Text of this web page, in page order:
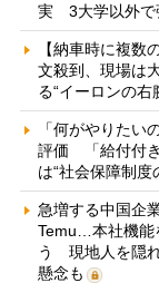
実 3大学以外で
【納車時に複数
文殺到、現場は
る“イーロンの右
「何がやりたい
評価 「給付付
は“社会保障制度
急増する中国企
Temu…本社機能
う 現地人を隠
懸念も